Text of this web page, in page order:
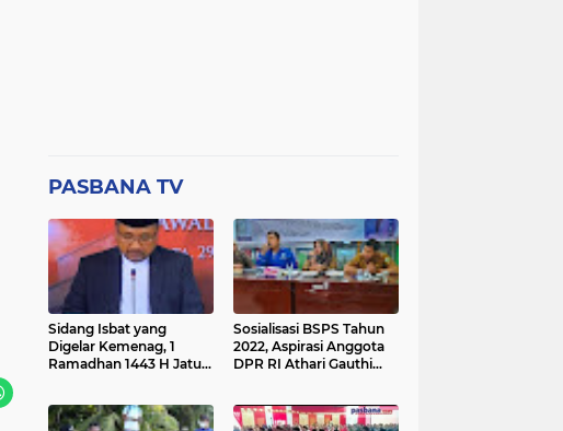
PASBANA TV
Sidang Isbat yang
Digelar Kemenag, 1
Ramadhan 1443 H Jatuh
Sosialisasi BSPS Tahun
2022, Aspirasi Anggota
DPR RI Athari Gauthi